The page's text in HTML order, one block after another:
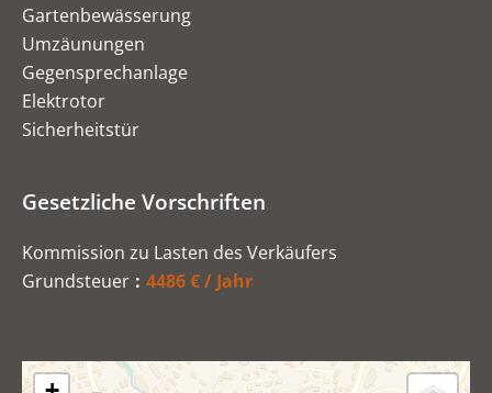
Gartenbewässerung
Umzäunungen
Gegensprechanlage
Elektrotor
Sicherheitstür
Gesetzliche Vorschriften
Kommission zu Lasten des Verkäufers
Grundsteuer
4486 € / Jahr